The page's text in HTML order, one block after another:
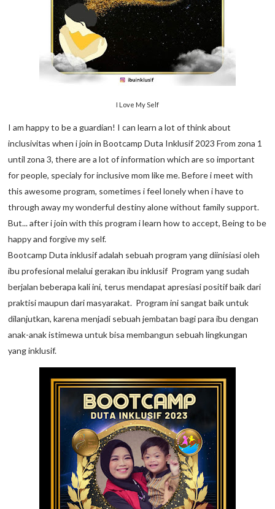
I Love My Self
I am happy to be a guardian! I can learn a lot of think about
inclusivitas when i join in Bootcamp Duta Inklusif 2023 From zona 1
until zona 3, there are a lot of information which are so important
for people, specialy for inclusive mom like me. Before i meet with
this awesome program, sometimes i feel lonely when i have to
through away my wonderful destiny alone without family support.
But... after i join with this program i learn how to accept, Being to be
happy and forgive my self.
Bootcamp Duta inklusif adalah sebuah program yang diinisiasi oleh
ibu profesional melalui gerakan ibu inklusif Program yang sudah
berjalan beberapa kali ini, terus mendapat apresiasi positif baik dari
praktisi maupun dari masyarakat. Program ini sangat baik untuk
dilanjutkan, karena menjadi sebuah jembatan bagi para ibu dengan
anak-anak istimewa untuk bisa membangun sebuah lingkungan
yang inklusif.